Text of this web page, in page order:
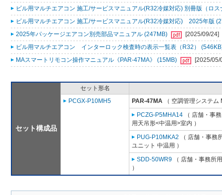
ビル用マルチエアコン 施工/サービスマニュアル(R32冷媒対応) 別冊版（ロ
ビル用マルチエアコン 施工/サービスマニュアル(R32冷媒対応) 2025年版
2025年パッケージエアコン別売部品マニュアル (247MB)
[2025/09/24]
ビル用マルチエアコン インターロック検査時の表示一覧表（R32）
MAスマートリモコン操作マニュアル《PAR-47MA》 (15MB)
[2025/05/
セット構成品
セット形名
PCGX-P10MH5
PAR-47MA （ 空調管理システム
PCZG-P5MHA14 （ 店舗・事
用天吊形<中温用>室内 ）
PUG-P10MKA2 （ 店舗・事務
ユニット 中温用 ）
SDD-50WR9 （ 店舗・事務所
）